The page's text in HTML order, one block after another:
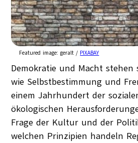
Featured image:geralt / PIXABAY
Demokratie und Macht stehen
wie Selbstbestimmung und
einem Jahrhundert der
ökologischen
Frage der Kultur und der
welchen Prinzipien handeln